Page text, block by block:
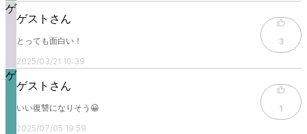
ゲ
ゲストさん
とっても面白い！
2025/03/21 10:39
3
ゲ
ゲストさん
いい復讐になりそう😀
2025/07/05 19:59
1